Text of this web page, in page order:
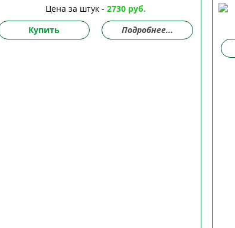
Цена за штук - 2730 руб.
Купить
Подробнее...